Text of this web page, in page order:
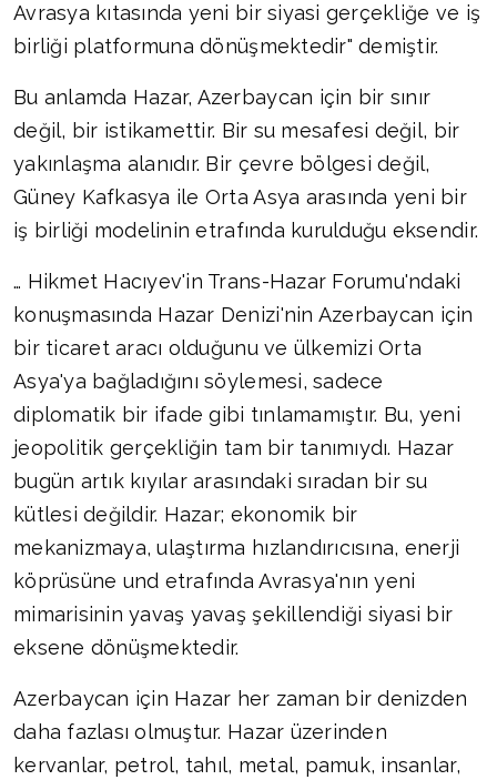
Avrasya kıtasında yeni bir siyasi gerçekliğe ve iş
birliği platformuna dönüşmektedir" demiştir.
Bu anlamda Hazar, Azerbaycan için bir sınır
değil, bir istikamettir. Bir su mesafesi değil, bir
yakınlaşma alanıdır. Bir çevre bölgesi değil,
Güney Kafkasya ile Orta Asya arasında yeni bir
iş birliği modelinin etrafında kurulduğu eksendir.
… Hikmet Hacıyev'in Trans-Hazar Forumu'ndaki
konuşmasında Hazar Denizi'nin Azerbaycan için
bir ticaret aracı olduğunu ve ülkemizi Orta
Asya'ya bağladığını söylemesi, sadece
diplomatik bir ifade gibi tınlamamıştır. Bu, yeni
jeopolitik gerçekliğin tam bir tanımıydı. Hazar
bugün artık kıyılar arasındaki sıradan bir su
kütlesi değildir. Hazar; ekonomik bir
mekanizmaya, ulaştırma hızlandırıcısına, enerji
köprüsüne und etrafında Avrasya'nın yeni
mimarisinin yavaş yavaş şekillendiği siyasi bir
eksene dönüşmektedir.
Azerbaycan için Hazar her zaman bir denizden
daha fazlası olmuştur. Hazar üzerinden
kervanlar, petrol, tahıl, metal, pamuk, insanlar,